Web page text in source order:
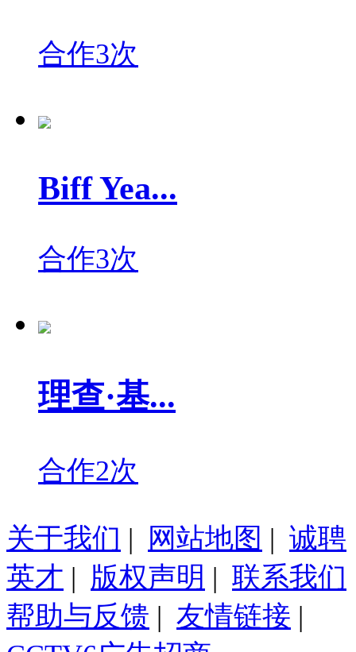
合作3次
Biff Yea...
合作3次
理查·基...
合作2次
关于我们 | 网站地图 | 诚聘
英才 | 版权声明 | 联系我们
帮助与反馈 | 友情链接 |